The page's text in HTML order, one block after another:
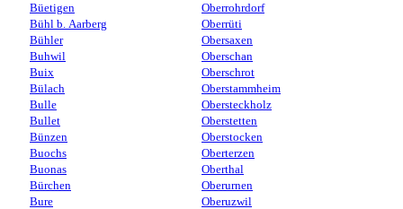
Büetigen
Bühl b. Aarberg
Bühler
Buhwil
Buix
Bülach
Bulle
Bullet
Bünzen
Buochs
Buonas
Bürchen
Bure
Oberrohrdorf
Oberrüti
Obersaxen
Oberschan
Oberschrot
Oberstammheim
Obersteckholz
Oberstetten
Oberstocken
Oberterzen
Oberthal
Oberurnen
Oberuzwil